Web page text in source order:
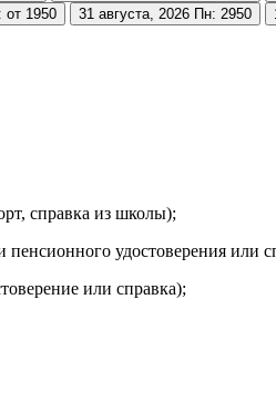
от 1950 31 августа, 2026 Пн: 2950
справка из школы);
удостоверения или
или справка);